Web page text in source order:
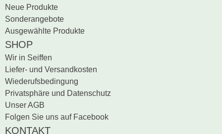
Neue Produkte
Sonderangebote
Ausgewählte Produkte
SHOP
Wir in Seiffen
Liefer- und Versandkosten
Wiederufsbedingung
Privatsphäre und Datenschutz
Unser AGB
Folgen Sie uns auf Facebook
KONTAKT